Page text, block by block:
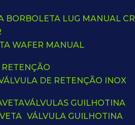
BORBOLETA LUG MANUAL CR
WAFER MANUAL
RETENÇÃO
VÁLVULA DE RETENÇÃO INOX
VÁLVULAS GUILHOTINA
VÁLVULA GUILHOTINA